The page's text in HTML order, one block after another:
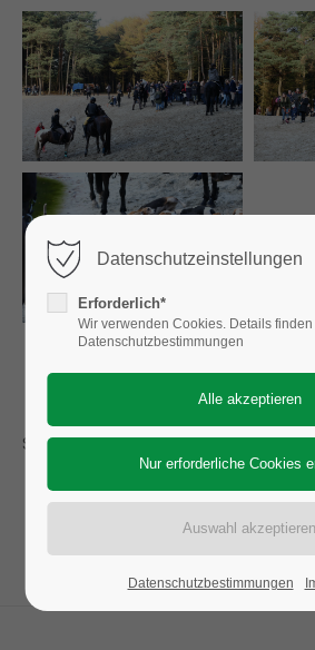
Seite 6 von 10
Anfang Zurück 3 4 5 6
Datenschutzeinstellungen
Erforderlich*
Wir verwenden Cookies. Details
Datenschutzbestimmungen
Datenschutzbestimmungen